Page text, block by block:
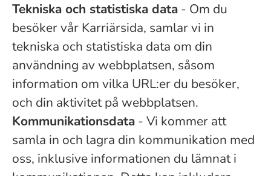
Tekniska och statistiska data - Om du
besöker vår Karriärsida, samlar vi in
tekniska och statistiska data om din
användning av webbplatsen, såsom
information om vilka URL:er du besöker,
och din aktivitet på webbplatsen.
Kommunikationsdata - Vi kommer att
samla in och lagra din kommunikation med
oss, inklusive informationen du lämnat i